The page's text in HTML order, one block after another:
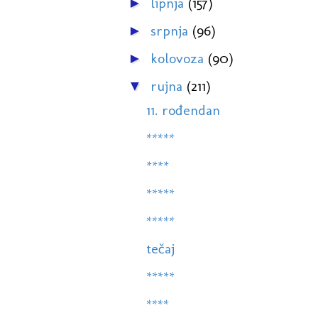
► srpnja (96)
► kolovoza (90)
▼ rujna (211)
11. rođendan
*****
****
*****
*****
tečaj
*****
****